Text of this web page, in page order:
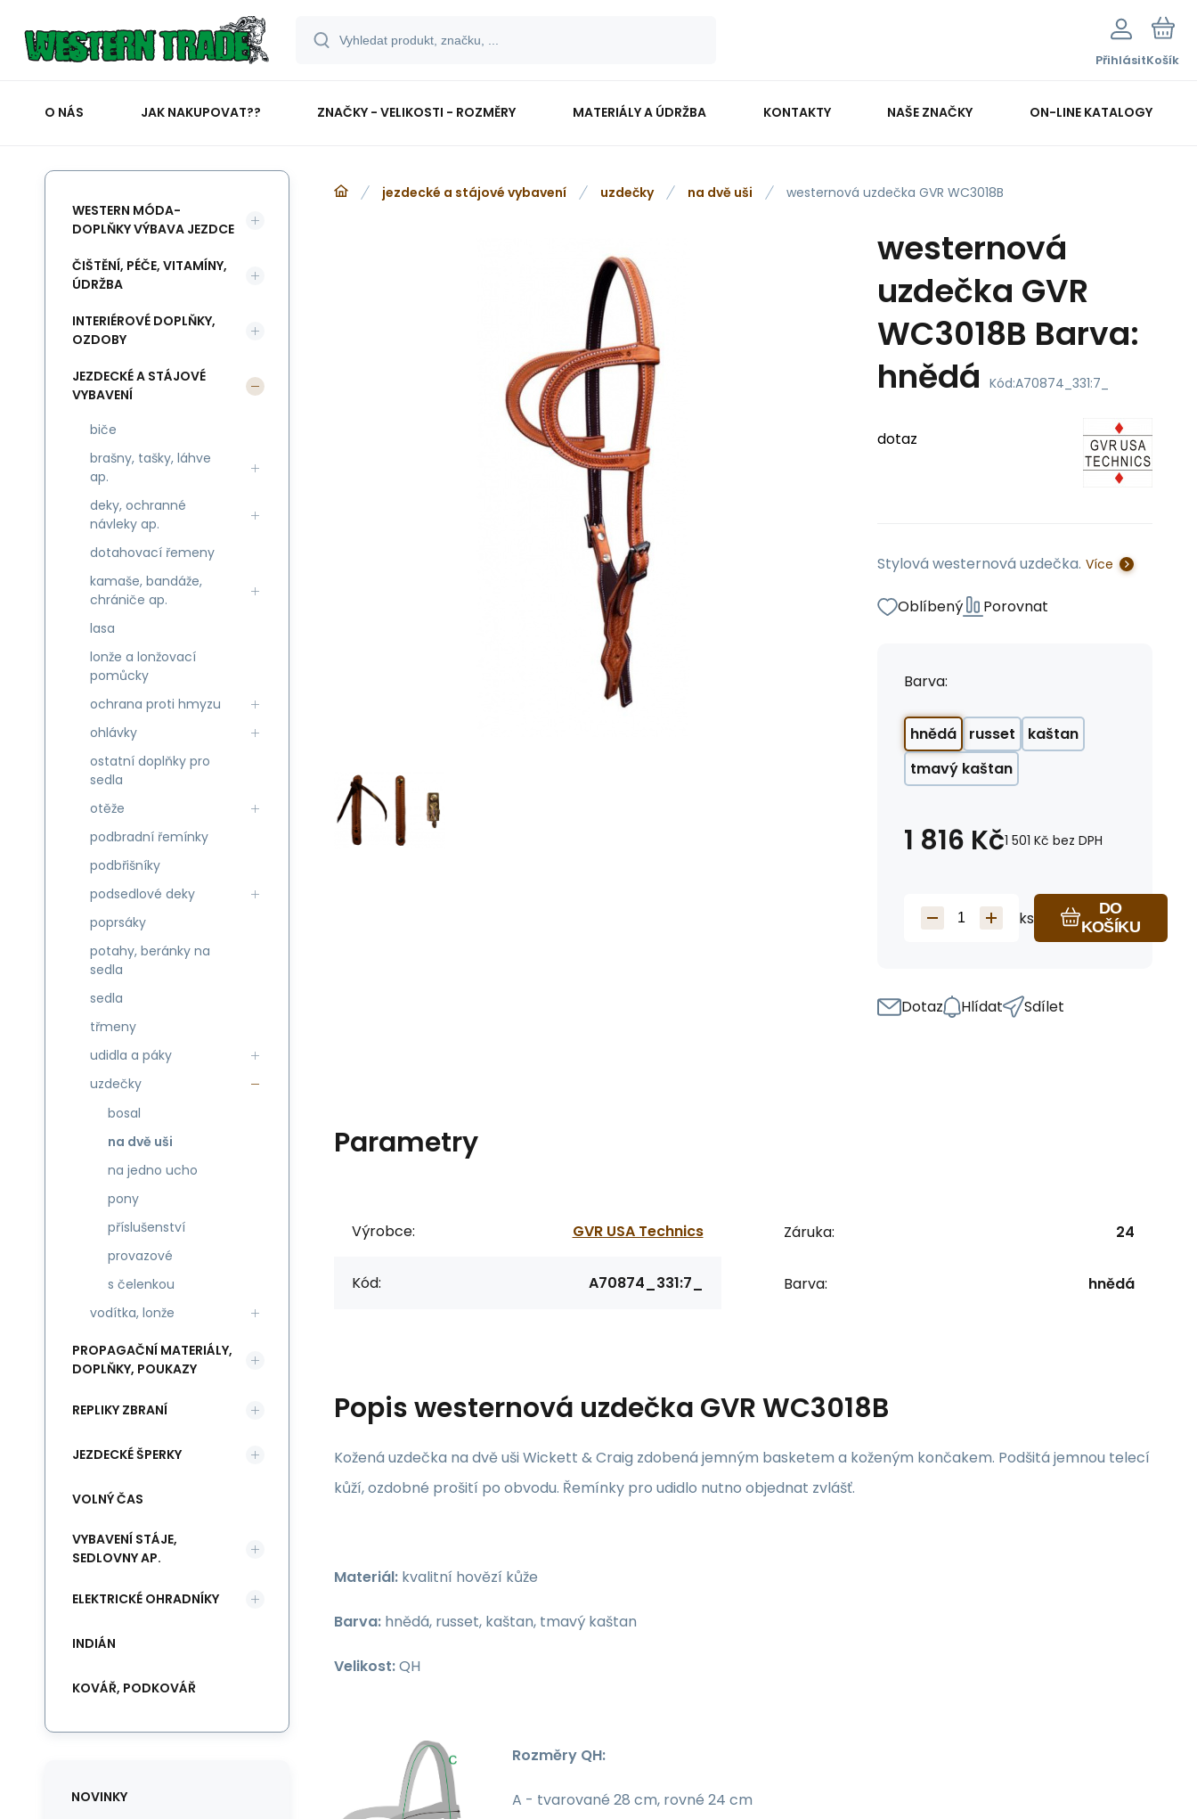
PřihlásitKošík
O NÁS JAK NAKUPOVAT?? ZNAČKY - VELIKOSTI - ROZMĚRY MATERIÁLY A ÚDRŽBA KONTAKTY NAŠE ZNAČKY ON-LINE KATALOGY
jezdecké a stájové vybavení uzdečky na dvě uši westernová uzdečka GVR WC3018B
westernová
uzdečka GVR
WC3018B Barva:
hnědá Kód:A70874_331:7_
dotaz
Stylová westernová uzdečka. Více
Oblíbený Porovnat
Barva:
hnědá russet
kaštan
tmavý kaštan
1 816 Kč1 501 Kč bez DPH
ks
DO
KOŠÍKU
Dotaz Hlídat Sdílet
Parametry
Výrobce: GVR USA Technics
Kód: A70874_331:7_
Záruka: 24
Barva: hnědá
Popiswesternová uzdečka GVR WC3018B
Kožená uzdečka na dvě uši Wickett & Craig zdobená jemným basketem a koženým končakem. Podšitá jemnou telecí
kůží, ozdobné prošití po obvodu. Řemínky pro udidlo nutno objednat zvlášť.
Materiál: kvalitní hovězí kůže
Barva: hnědá, russet, kaštan, tmavý kaštan
Velikost:QH
Rozměry QH:
A - tvarované 28 cm, rovné 24 cm
WESTERN MÓDA-
DOPLŇKY VÝBAVA JEZDCE
ČIŠTĚNÍ, PÉČE, VITAMÍNY,
ÚDRŽBA
INTERIÉROVÉ DOPLŇKY,
OZDOBY
JEZDECKÉ A STÁJOVÉ
VYBAVENÍ
biče
brašny, tašky, láhve
ap.
deky, ochranné
návleky ap.
dotahovací řemeny
kamaše, bandáže,
chrániče ap.
lasa
lonže a lonžovací
pomůcky
ochrana proti hmyzu
ohlávky
ostatní doplňky pro
sedla
otěže
podbradní řemínky
podbřišníky
podsedlové deky
poprsáky
potahy, beránky na
sedla
sedla
třmeny
udidla a páky
uzdečky
bosal
na dvě uši
na jedno ucho
pony
příslušenství
provazové
s čelenkou
vodítka, lonže
PROPAGAČNÍ MATERIÁLY,
DOPLŇKY, POUKAZY
REPLIKY ZBRANÍ
JEZDECKÉ ŠPERKY
VOLNÝ ČAS
VYBAVENÍ STÁJE,
SEDLOVNY AP.
ELEKTRICKÉ OHRADNÍKY
INDIÁN
KOVÁŘ, PODKOVÁŘ
NOVINKY